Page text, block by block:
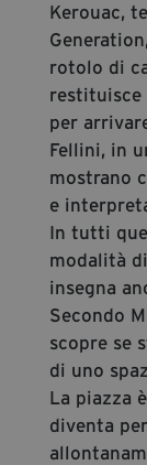
Kerouac,
rotolo di
restituisce
per
Fellini, in
mostrano
e
In tutti
modalità
insegna
Secondo
scopre se
di uno
La piazza
diventa